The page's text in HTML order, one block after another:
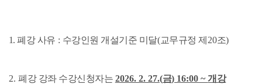
1.폐강 사유 : 수강인원 개설기준 미달(교무규정 제 20조)
2. 폐강 강좌 수강신청자는 2026. 2. 27.(금) 16:00 ~개강